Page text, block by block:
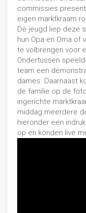
commissies
eigen marktkraam
De jeugd liep deze
hun Opa en Oma
te volbrengen voor
Ondertussen
team een
dames. Daarnaast
de familie op de
ingerichte
middag meerdere
hieronder een
op en konden live